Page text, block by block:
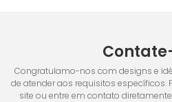
Congratulamo-nos com designs e
de atender aos requisitos específicos.
site ou entre em contato